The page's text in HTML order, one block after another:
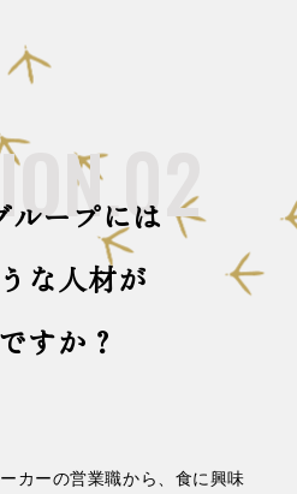
ループには
な人材が
すか？
カーの営業職から、食に興味